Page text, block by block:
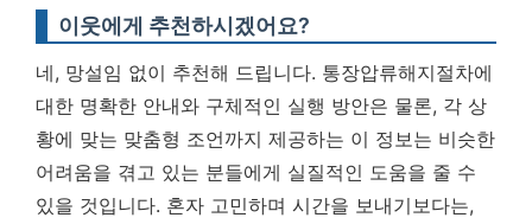
이웃에게 추천하시겠어요?
네, 망설임 없이 추천해 드립니다. 통장압류해지절차에
대한 명확한 안내와 구체적인 실행 방안은 물론, 각 상
황에 맞는 맞춤형 조언까지 제공하는 이 정보는 비슷한
어려움을 겪고 있는 분들에게 실질적인 도움을 줄 수
있을 것입니다. 혼자 고민하며 시간을 보내기보다는,